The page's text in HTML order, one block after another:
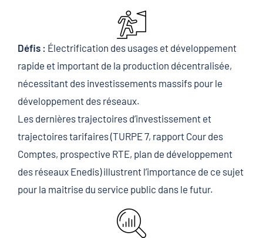
Défis : Électrification des usages et développement
rapide et important de la production décentralisée,
nécessitant des investissements massifs pour le
développement des réseaux.
Les dernières trajectoires d’investissement et
trajectoires tarifaires (TURPE 7, rapport Cour des
Comptes, prospective RTE, plan de développement
des réseaux Enedis) illustrent l’importance de ce sujet
pour la maitrise du service public dans le futur.